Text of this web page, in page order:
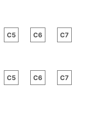
C5 C6 C7
C5 C6 C7